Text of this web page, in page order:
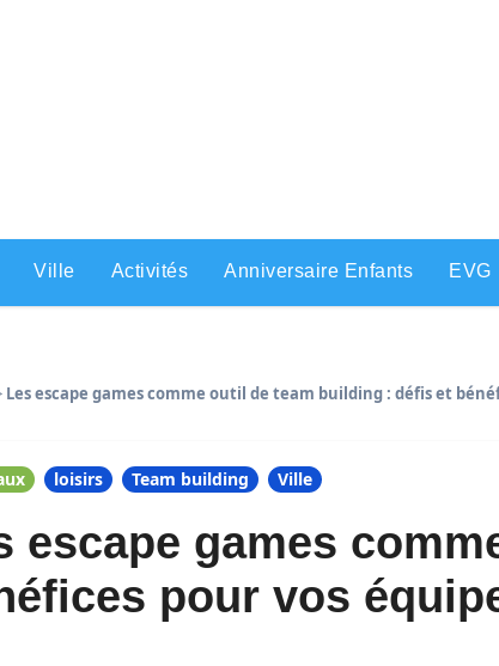
Ville Activités Anniversaire Enfants EVG
Les escape games comme outil de team building : défis et
loisirs Team building Ville
escape games
pour vos